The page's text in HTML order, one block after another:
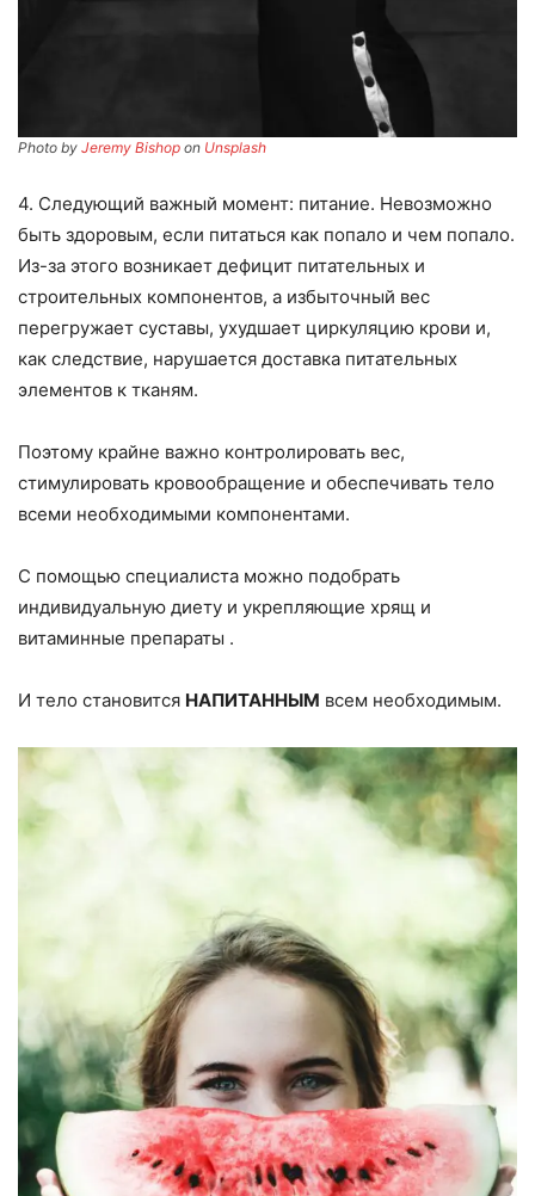
Photo by Jeremy Bishop on Unsplash
4. Следующий важный момент: питание. Невозможно
быть здоровым, если питаться как попало и чем попало.
Из-за этого возникает дефицит питательных и
строительных компонентов, а избыточный вес
перегружает суставы, ухудшает циркуляцию крови и,
как следствие, нарушается доставка питательных
элементов к тканям.
Поэтому крайне важно контролировать вес,
стимулировать кровообращение и обеспечивать тело
всеми необходимыми компонентами.
С помощью специалиста можно подобрать
индивидуальную диету и укрепляющие хрящ и
витаминные препараты .
И тело становится НАПИТАННЫМ всем необходимым.